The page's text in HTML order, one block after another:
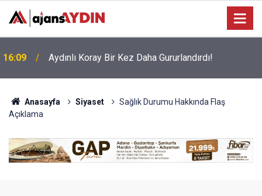
14:03 7 ilden ülkücü gençler bir araya geldi
Anasayfa Siyaset
Sağlık Durumu Hakkında Flaş
Açıklama